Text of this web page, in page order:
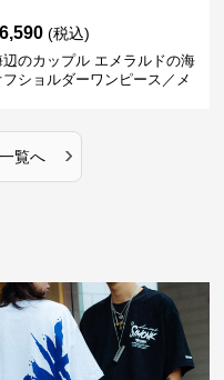
(税込)
辺のカップル エメラルドの海
フショルダーワンピース／メ
覧へ ›